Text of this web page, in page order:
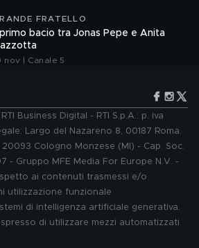
FRATELLO
primo bacio tra Jonas Pepe e Anita
nov | Canale 5
Business Digital - RTI S.p.A.: p. iva
Largo del Nazareno 8, 00187 Roma.
Cologno Monzese (MI) - Cap. Soc.
- Gruppo MFE Media For Europe N.V. -
ai contenuti trasmessi e/o
utilizzazione funzionale
di intelligenza artificiale generativa.
di utilizzare mezzi automatizzati